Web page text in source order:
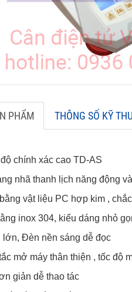
PHẨM THÔNG SỐ KỸ
chính xác cao TD-AS
nhã thanh lịch năng động
vật liệu PC hợp kim ,
inox 304, kiểu dáng nhỏ
lớn, Đèn nền sáng dễ đọc
mở máy thân thiện , tốc độ
giản dễ thao tác